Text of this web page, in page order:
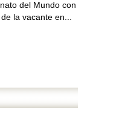
del Mundo con
la vacante en...